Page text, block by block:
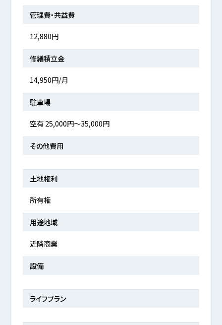
管理費・共益費
12,880円
修繕積立金
14,950円/月
駐車場
空有 25,000円～35,000円
その他費用
土地権利
所有権
用途地域
近隣商業
設備
ライフプラン